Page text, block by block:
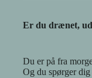
Er du drænet,
Du er på fra
Og du spørger